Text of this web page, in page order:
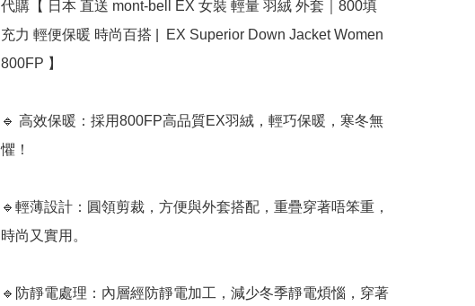
代購【 日本 直送 mont-bell EX 女裝 輕量 羽絨 外套｜800填
充力 輕便保暖 時尚百搭 |  EX Superior Down Jacket Women
800FP 】
🔹 高效保暖：採用800FP高品質EX羽絨，輕巧保暖，寒冬無
懼！
🔹輕薄設計：圓領剪裁，方便與外套搭配，重疊穿著唔笨重，
時尚又實用。
🔹防靜電處理：內層經防靜電加工，減少冬季靜電煩惱，穿著